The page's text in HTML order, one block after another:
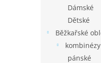
Dámské
Dětské
Běžkařské
kombinézy
pánské